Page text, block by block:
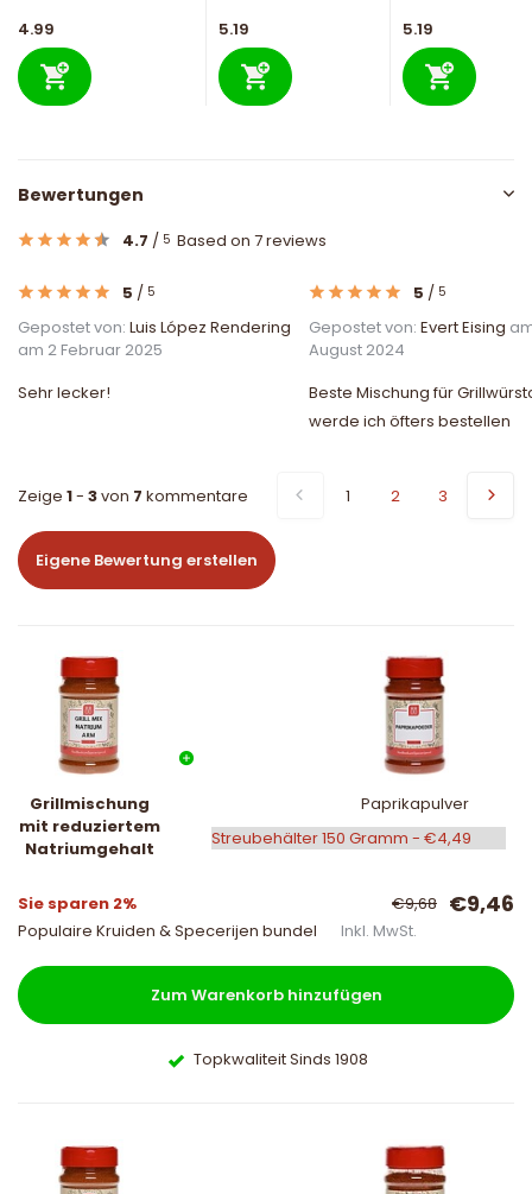
4.99 5.19 5.19
Bewertungen
4.7 / 5 Based on 7 reviews
5 / 5
Gepostet von: Luis López Rendering
am 2 Februar 2025
Sehr lecker!
5 / 5
Gepostet von: Evert Eising
August 2024
Beste Mischung für
werde ich öfters bestellen
Zeige 1- 3von 7 kommentare 1 2 3
Eigene Bewertung erstellen
Grillmischung
mit reduziertem
Natriumgehalt
Paprikapulver
Sie sparen 2% €9,68 €9,46
Populaire Kruiden & Specerijen bundel Inkl. MwSt.
Zum Warenkorb hinzufügen
Topkwaliteit Sinds 1908